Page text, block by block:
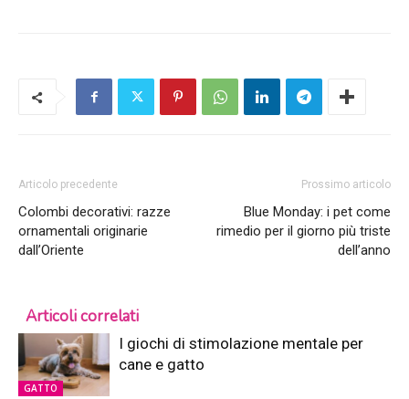
Articolo precedente
Colombi decorativi: razze
ornamentali originarie
dall’Oriente
Prossimo articolo
Blue Monday: i pet come
rimedio per il giorno più triste
dell’anno
Articoli correlati
GATTO
I giochi di stimolazione mentale per
cane e gatto